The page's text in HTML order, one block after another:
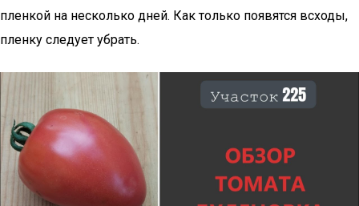
пленкой на несколько дней. Как только появятся всходы,
пленку следует убрать.